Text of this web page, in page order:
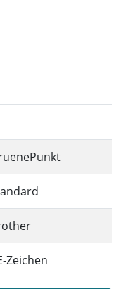
Zeichen